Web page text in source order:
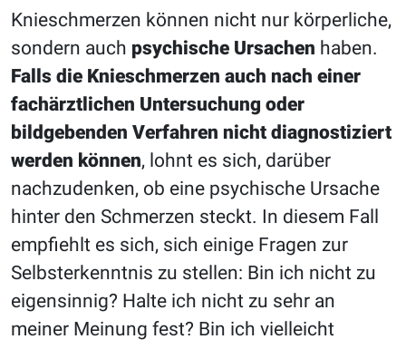
Knieschmerzen können nicht nur körperliche,
sondern auch psychische Ursachen haben.
Falls die Knieschmerzen auch nach einer
fachärztlichen Untersuchung oder
bildgebenden Verfahren nicht diagnostiziert
werden können, lohnt es sich, darüber
nachzudenken, ob eine psychische Ursache
hinter den Schmerzen steckt. In diesem Fall
empfiehlt es sich, sich einige Fragen zur
Selbsterkenntnis zu stellen: Bin ich nicht zu
eigensinnig? Halte ich nicht zu sehr an
meiner Meinung fest? Bin ich vielleicht